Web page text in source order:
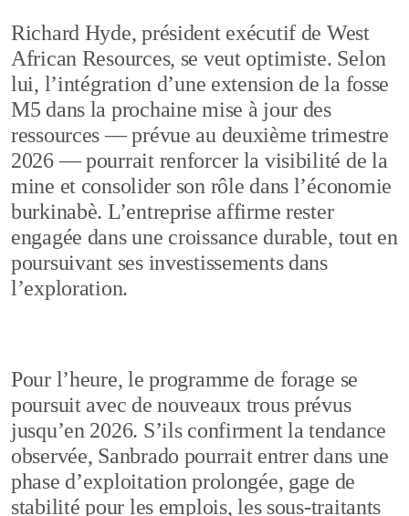
Richard Hyde, président exécutif de West
African Resources, se veut optimiste. Selon
lui, l’intégration d’une extension de la fosse
M5 dans la prochaine mise à jour des
ressources — prévue au deuxième trimestre
2026 — pourrait renforcer la visibilité de la
mine et consolider son rôle dans l’économie
burkinabè. L’entreprise affirme rester
engagée dans une croissance durable, tout en
poursuivant ses investissements dans
l’exploration.
Pour l’heure, le programme de forage se
poursuit avec de nouveaux trous prévus
jusqu’en 2026. S’ils confirment la tendance
observée, Sanbrado pourrait entrer dans une
phase d’exploitation prolongée, gage de
stabilité pour les emplois, les sous-traitants